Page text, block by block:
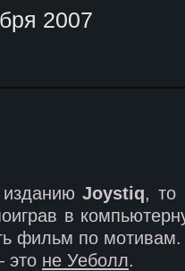
2007
изданиюJoystiq, то
в
фильм по мотивам.
это не Уеболл.